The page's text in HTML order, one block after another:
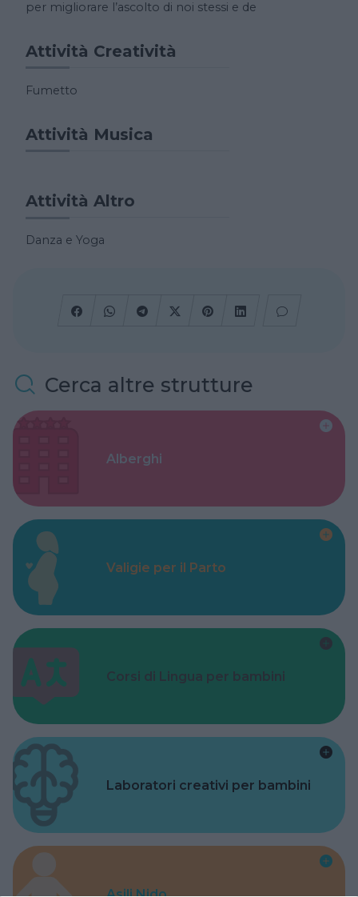
per migliorare l’ascolto di noi stessi e de
Attività Creatività
Fumetto
Attività Musica
Attività Altro
Danza e Yoga
Cerca altre strutture
Alberghi
Valigie per il Parto
Corsi di Lingua per bambini
Laboratori creativi per bambini
Asili Nido